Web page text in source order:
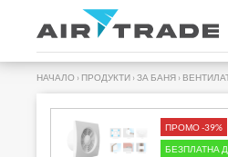
НАЧАЛО › ПРОДУКТИ ›ЗА БАНЯ ›
ПРОМО -39%
БЕЗПЛАТНА